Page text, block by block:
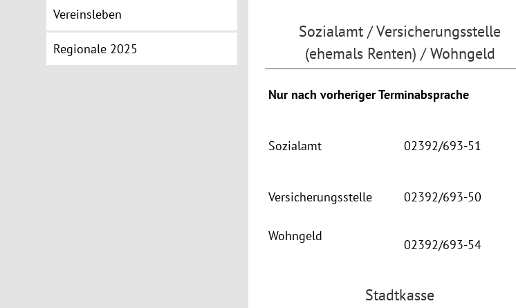
Vereinsleben
Regionale 2025
Sozialamt / Versicherungsstelle
(ehemals Renten) / Wohngeld
Nur nach vorheriger Terminabsprache
Sozialamt 02392/693-51
Versicherungsstelle 02392/693-50
Wohngeld
02392/693-54
Stadtkasse